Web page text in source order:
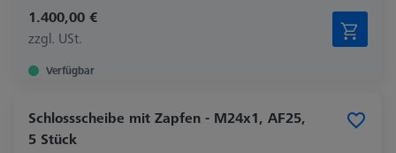
1.400,00 €
zzgl. USt.
Verfügbar
Schlossscheibe mit Zapfen - M24x1, AF25,
5 Stück